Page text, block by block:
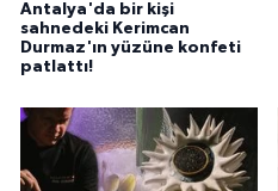
Antalya'da bir kişi
sahnedeki Kerimcan
Durmaz'ın yüzüne konfeti
patlattı!